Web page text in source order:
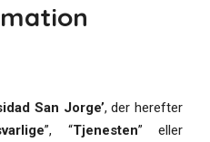
San Jorge’, der herefter
”, “Tjenesten” eller